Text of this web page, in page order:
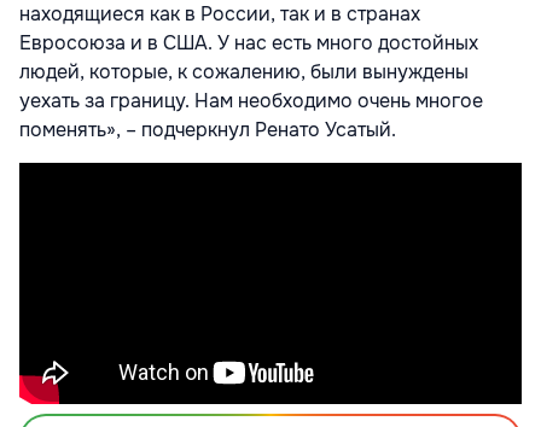
находящиеся как в России, так и в странах
Евросоюза и в США. У нас есть много достойных
людей, которые, к сожалению, были вынуждены
уехать за границу. Нам необходимо очень многое
поменять», – подчеркнул Ренато Усатый.